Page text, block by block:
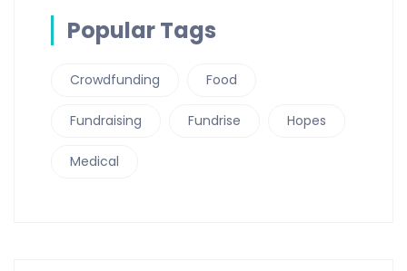
Popular Tags
Crowdfunding Food
Fundraising Fundrise Hopes
Medical